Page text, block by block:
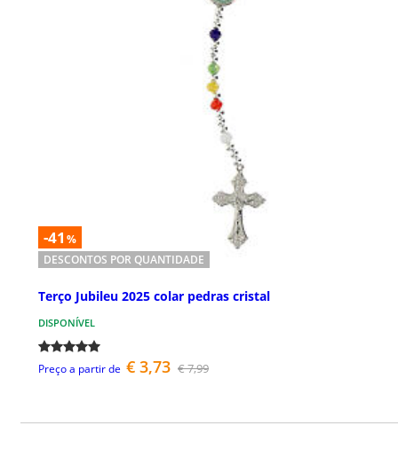
-41 %
DESCONTOS POR QUANTIDADE
Terço Jubileu 2025 colar pedras cristal
DISPONÍVEL
Preço a partir de € 3,73 € 7,99